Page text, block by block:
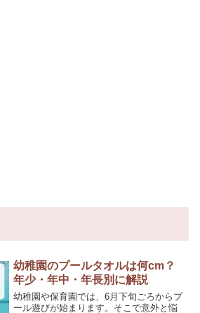
幼稚園のプールタオルは何cm？
年少・年中・年長別に解説
幼稚園や保育園では、6月下旬ごろからプ
ール遊びが始まります。そこで意外と悩